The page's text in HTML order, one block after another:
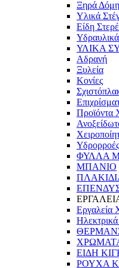
Ξηρά
Υλικά
Είδη
ΥΛΙΚΑ
Αδρανή
Ξυλεία
Κονίες
Προϊόντα
Υδρορροές
ΦΥΛΛΑ
ΜΠΑΝΙΟ
Εργαλεία
ΕΙΔΗ
ΡΟΥΧΑ